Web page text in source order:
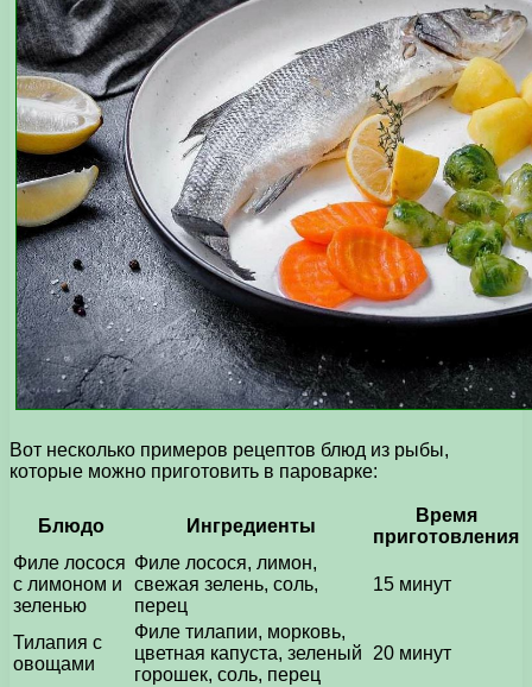
Вот несколько примеров рецептов блюд из рыбы,
которые можно приготовить в пароварке:
Блюдо Ингредиенты
Время
приготовления
Филе лосося
с лимоном и
зеленью
Филе лосося, лимон,
свежая зелень, соль,
перец
15 минут
Тилапия с
овощами
Филе тилапии, морковь,
цветная капуста, зеленый
горошек, соль, перец
20 минут